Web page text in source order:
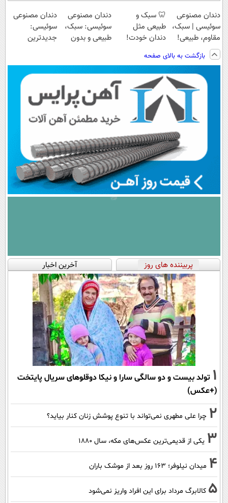
دندان مصنوعی
سوئیسی | سبک،
مقاوم، طبیعی!
ویزیت
رایگان+پرداخت
اقساطی😍
🦷 سبک و
طبیعی مثل
دندان خودت!
پرداخت اقساطی
💳 📍 تهران
دندان مصنوعی
سوئیسی: سبک،
طبیعی و بدون
دندان مصنوعی
سوئیسی:
جدیدترین
پرداخت قسطی
بازگشت به بالای صفحه
پربیننده های روز آخرین اخبار
1 تولد بیست و دو سالگی سارا و نیکا دوقلوهای سریال پایتخت
(+عکس)
2 چرا علی مطهری نمی‌تواند با تنوع پوشش زنان کنار بیاید؟
3 یکی از قدیمی‌ترین عکس‌های مکه، سال ۱۸۸۰
4 میدان نیلوفر؛ ۱۶۳ روز بعد از موشک باران
5 کالابرگ مرداد برای این افراد واریز نمی‌شود